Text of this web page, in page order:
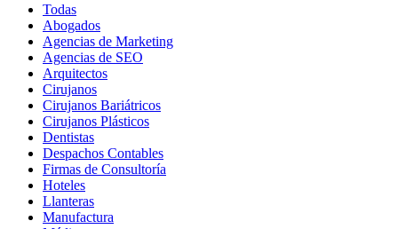
Todas
Abogados
Agencias de Marketing
Agencias de SEO
Arquitectos
Cirujanos
Cirujanos Bariátricos
Cirujanos Plásticos
Dentistas
Despachos Contables
Firmas de Consultoría
Hoteles
Llanteras
Manufactura